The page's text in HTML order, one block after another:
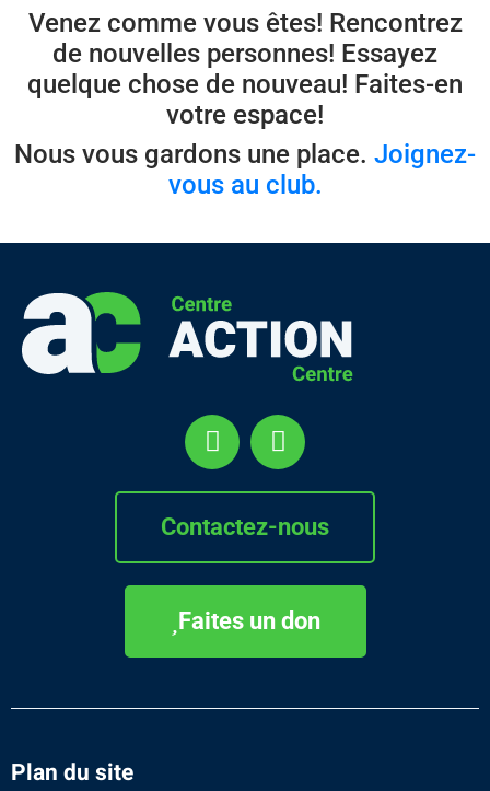
Venez comme vous êtes! Rencontrez
de nouvelles personnes! Essayez
quelque chose de nouveau! Faites-en
votre espace!
Nous vous gardons une place. Joignez-
vous au club.
Contactez-nous
Faites un don
Plan du site